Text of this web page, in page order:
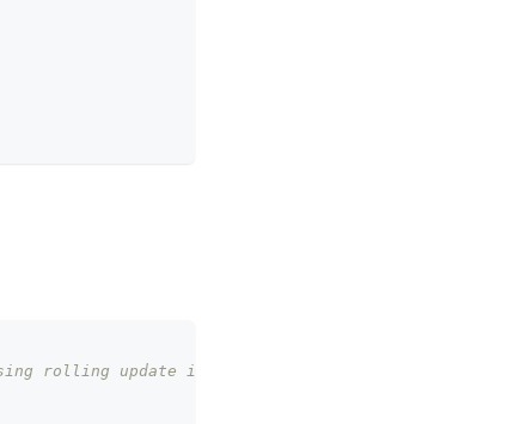
rolling update i.e replace them on each node